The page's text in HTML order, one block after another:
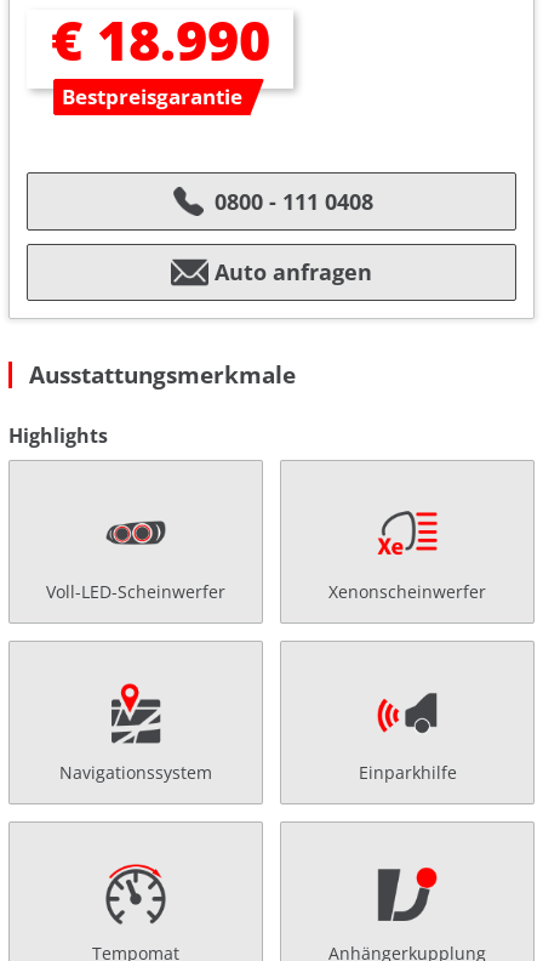
€ 18.990
Bestpreisgarantie
0800 - 111 0408
Auto anfragen
Ausstattungsmerkmale
Highlights
Voll-LED-Scheinwerfer Xenonscheinwerfer
Navigationssystem Einparkhilfe
Tempomat Anhängerkupplung